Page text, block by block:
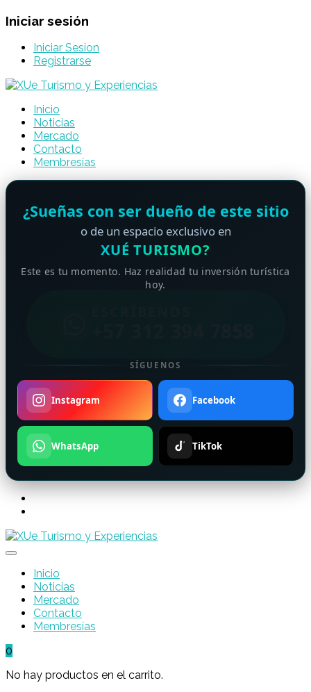
Iniciar sesión
Iniciar Sesion
Registrarse
Inicio
Noticias
Mercado
Contacto
Membresías
¿Sueñas con ser dueño de este sitio
o de un espacio exclusivo en
XUÉ TURISMO?
Este es tu momento. Haz realidad tu inversión turística
hoy.
SÍGUENOS
Instagram Facebook
WhatsApp TikTok
Inicio
Noticias
Mercado
Contacto
Membresías
0
No hay productos en el carrito.